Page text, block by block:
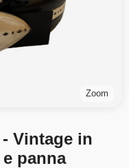
Zoom
Vintage in
panna